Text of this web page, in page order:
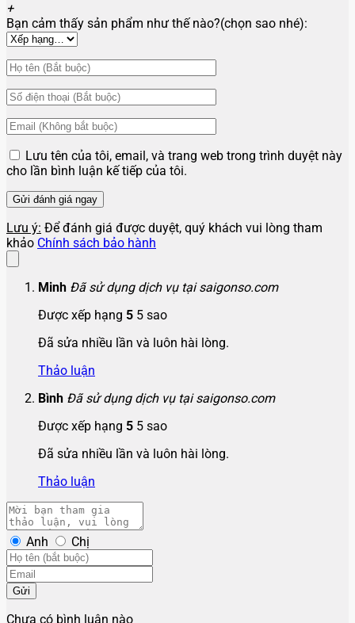
+
Bạn cảm thấy sản phẩm như thế nào?(chọn sao nhé):
Lưu tên của tôi, email, và trang web trong trình duyệt này
cho lần bình luận kế tiếp của tôi.
Lưu ý: Để đánh giá được duyệt, quý khách vui lòng tham
khảo Chính sách bảo hành
Minh Đã sử dụng dịch vụ tại saigonso.com
Được xếp hạng 5 5 sao
Đã sửa nhiều lần và luôn hài lòng.
Thảo luận
Bình Đã sử dụng dịch vụ tại saigonso.com
Được xếp hạng 5 5 sao
Đã sửa nhiều lần và luôn hài lòng.
Thảo luận
Anh Chị
Gửi
Chưa có bình luận nào